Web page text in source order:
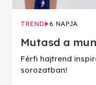
TREND 6 NAPJA
Mutasd a
Férfi hajtrend
sorozatban!